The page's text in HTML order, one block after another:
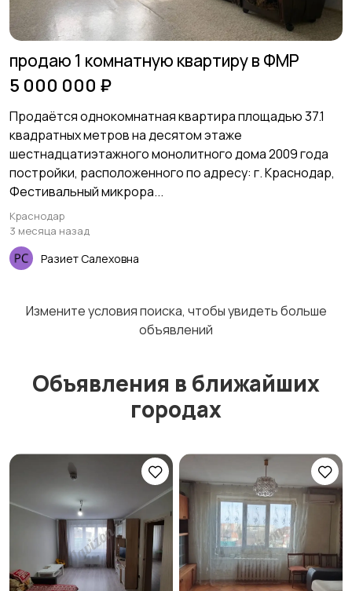
продаю 1 комнатную квартиру в ФМР
5 000 000 ₽
Продаётся однокомнатная квартира площадью 37.1
квадратных метров на десятом этаже
шестнадцатиэтажного монолитного дома 2009 года
постройки, расположенного по адресу: г. Краснодар,
Фестивальный микрора...
Краснодар
3 месяца назад
Разиет Салеховна
Измените условия поиска, чтобы увидеть больше
объявлений
Объявления в ближайших
городах